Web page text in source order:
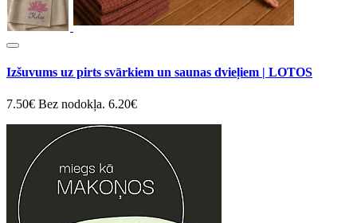
Izšuvums uz pirts svārkiem un saunas dvieļiem | LOTOS
7.50€ Bez nodokļa. 6.20€